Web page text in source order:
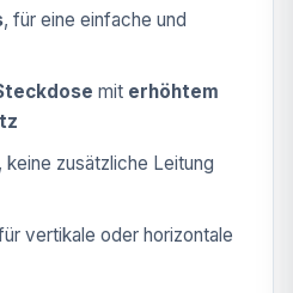
, für eine einfache und
mit erhöhtem
, keine zusätzliche Leitung
vertikale oder horizontale